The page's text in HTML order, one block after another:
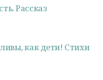
Рассказ
как дети! Стихи